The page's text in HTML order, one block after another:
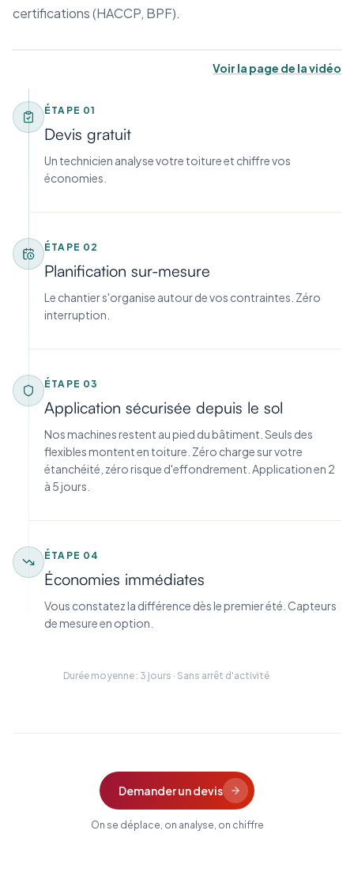
certifications (HACCP, BPF).
Voir la page de la vidéo
ÉTAPE 01
Devis gratuit
Un technicien analyse votre toiture et chiffre vos
économies.
ÉTAPE 02
Planification sur-mesure
Le chantier s'organise autour de vos contraintes. Zéro
interruption.
ÉTAPE 03
Application sécurisée depuis le sol
Nos machines restent au pied du bâtiment. Seuls des
flexibles montent en toiture. Zéro charge sur votre
étanchéité, zéro risque d'effondrement. Application en 2
à 5 jours.
ÉTAPE 04
Économies immédiates
Vous constatez la différence dès le premier été. Capteurs
de mesure en option.
Durée moyenne : 3 jours · Sans arrêt d'activité
Demander un devis
On se déplace, on analyse, on chiffre